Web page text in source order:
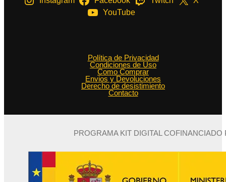
YouTube
Política de Privacidad
Condiciones de Uso
Como Comprar
Envios y Devoluciones
Derecho de desistimiento
Contacto
PROGRAMA KIT DIGITAL